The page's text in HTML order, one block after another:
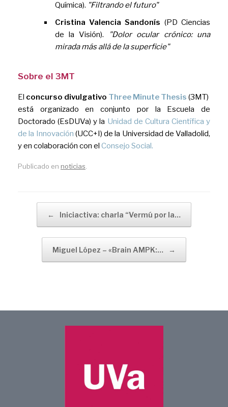
Química). "Filtrando el futuro"
Cristina Valencia Sandonís (PD Ciencias
de la Visión).
"Dolor ocular crónico: una
mirada más allá de la superficie"
Sobre el 3MT
El concurso divulgativo Three Minute Thesis (3MT)
está organizado en conjunto por la Escuela de
Doctorado (EsDUVa) y la Unidad de Cultura Científica y
de la Innovación (UCC+I) de la Universidad de Valladolid,
y en colaboración con el Consejo Social.
Publicado en noticias.
← Iniciactiva: charla “Vermú por la…
Miguel López – «Brain AMPK:… →